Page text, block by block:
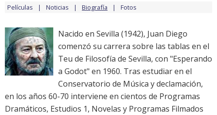
Películas Noticias Biografía Fotos
Nacido en Sevilla (1942), Juan Diego
comenzó su carrera sobre las tablas en el
Teu de Filosofía de Sevilla, con "Esperando
a Godot" en 1960. Tras estudiar en el
Conservatorio de Música y declamación,
en los años 60-70 interviene en cientos de Programas
Dramáticos, Estudios 1, Novelas y Programas Filmados